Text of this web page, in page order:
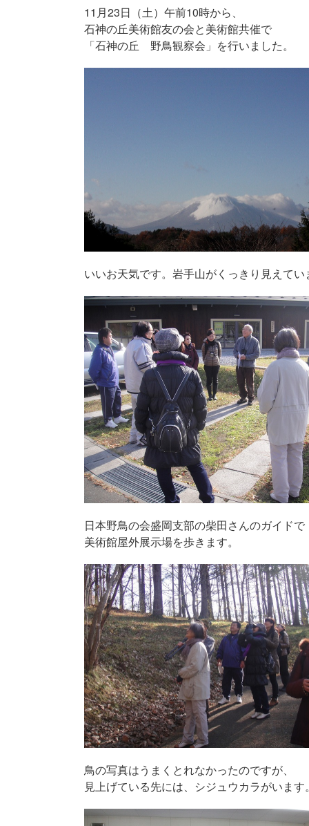
11月23日（土）午前10時から、
石神の丘美術館友の会と美術館共催で
「石神の丘 野鳥観察会」を行いました。
いいお天気です。岩手山がくっきり見えてい
日本野鳥の会盛岡支部の柴田さんのガイドで
美術館屋外展示場を歩きます。
鳥の写真はうまくとれなかったのですが、
見上げている先には、シジュウカラがいます